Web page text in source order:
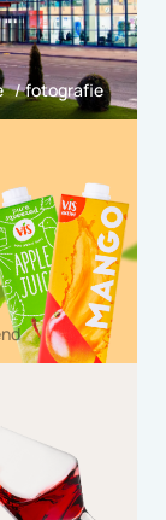
/ fotografie